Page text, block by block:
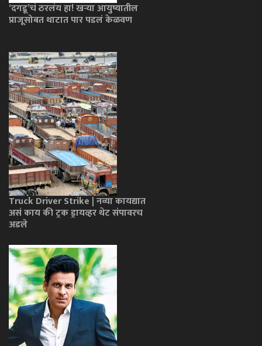
‘दगडू’चं ठरलंय हा! खऱ्या आयुष्यातील
प्राजूसोबत थाटात पार पडलं केळवण
Truck Driver Strike | नव्या कायद्यात
असं काय की ट्रक ड्रायव्हर थेट संपावरच
अडले